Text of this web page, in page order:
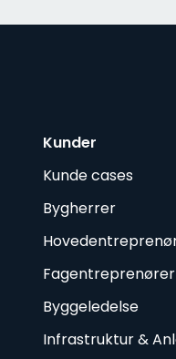
Kunder
Kunde cases
Bygherrer
Fagentreprenører
Byggeledelse
Infrastruktur &